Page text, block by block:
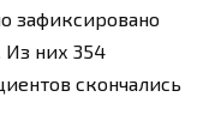
зафиксировано
Из них 354
скончались